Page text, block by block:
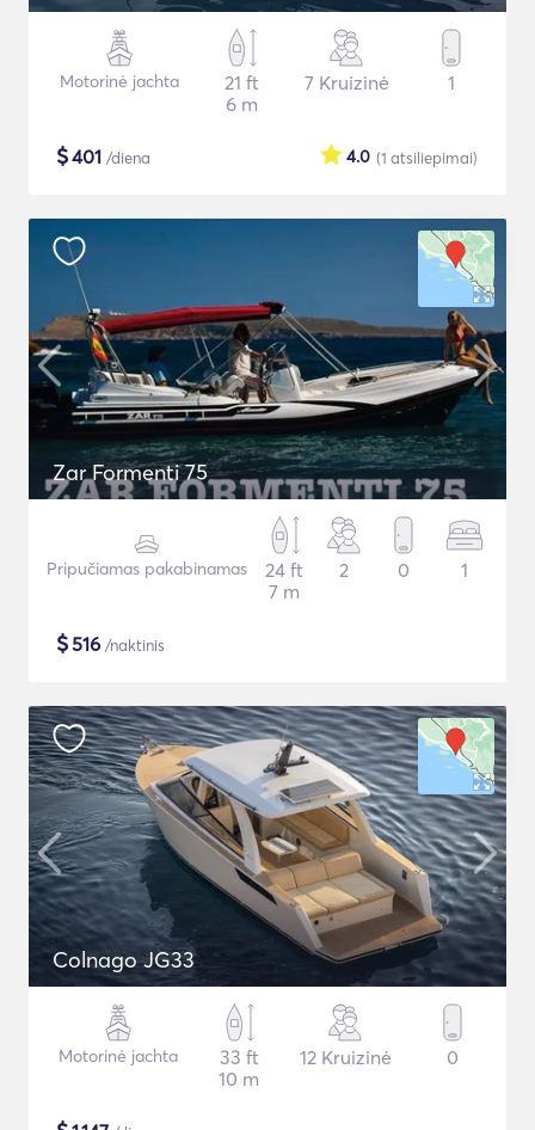
Motorinė jachta
21 ft
6 m
7 Kruizinė 1
$401 /diena (1 atsiliepimai)
4.0
Zar Formenti 75
Pripučiamas pakabinamas
24 ft
7 m
2 0 1
$516 /naktinis
Colnago JG33
Motorinė jachta
33 ft
10 m
12 Kruizinė 0